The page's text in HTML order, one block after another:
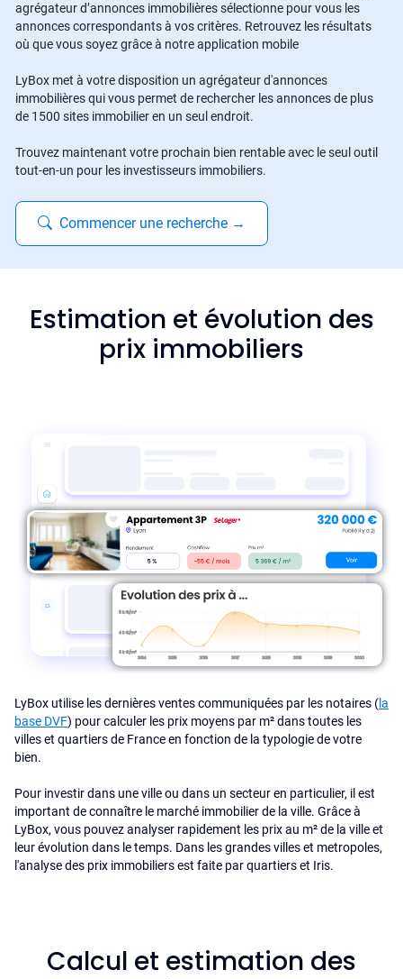
agrégateur d’annonces immobilières sélectionne pour vous les
annonces correspondants à vos critères. Retrouvez les résultats
où que vous soyez grâce à notre application mobile
LyBox met à votre disposition un agrégateur d'annonces
immobilières qui vous permet de rechercher les annonces de plus
de 1500 sites immobilier en un seul endroit.
Trouvez maintenant votre prochain bien rentable avec le seul outil
tout-en-un pour les investisseurs immobiliers.
Commencer une recherche →
Estimation et évolution des
prix immobiliers
LyBox utilise les dernières ventes communiquées par les notaires (la
base DVF) pour calculer les prix moyens par m² dans toutes les
villes et quartiers de France en fonction de la typologie de votre
bien.
Pour investir dans une ville ou dans un secteur en particulier, il est
important de connaître le marché immobilier de la ville. Grâce à
LyBox, vous pouvez analyser rapidement les prix au m² de la ville et
leur évolution dans le temps. Dans les grandes villes et metropoles,
l'analyse des prix immobiliers est faite par quartiers et Iris.
Calcul et estimation des